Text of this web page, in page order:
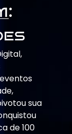
sua
de 100